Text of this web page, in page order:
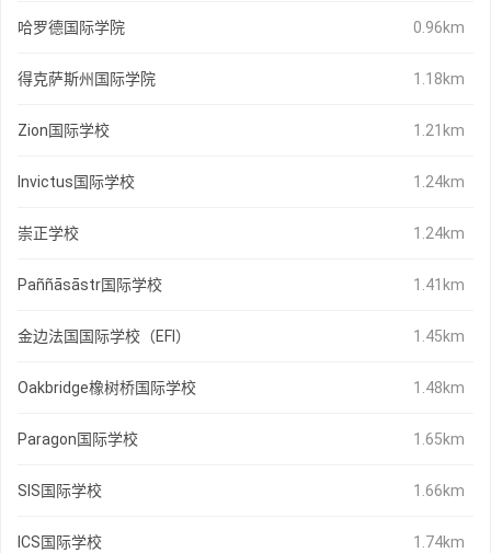
哈罗德国际学院 0.96km
得克萨斯州国际学院 1.18km
Zion国际学校 1.21km
Invictus国际学校 1.24km
崇正学校 1.24km
Paññāsāstr国际学校 1.41km
金边法国国际学校（EFI） 1.45km
Oakbridge橡树桥国际学校 1.48km
Paragon国际学校 1.65km
SIS国际学校 1.66km
ICS国际学校 1.74km